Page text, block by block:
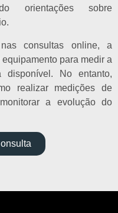
orientações sobre
consultas online, a
para medir a
disponível. No entanto,
realizar medições de
a evolução do